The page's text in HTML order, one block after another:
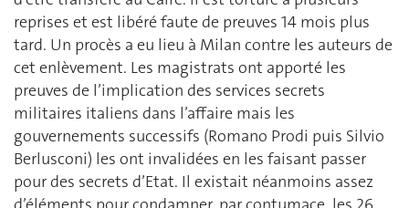
reprises et est libéré faute de preuves 14 mois plus
tard. Un procès a eu lieu à Milan contre les auteurs de
cet enlèvement. Les magistrats ont apporté les
preuves de l’implication des services secrets
militaires italiens dans l’affaire mais les
gouvernements successifs (Romano Prodi puis Silvio
Berlusconi) les ont invalidées en les faisant passer
pour des secrets d’Etat. Il existait néanmoins assez